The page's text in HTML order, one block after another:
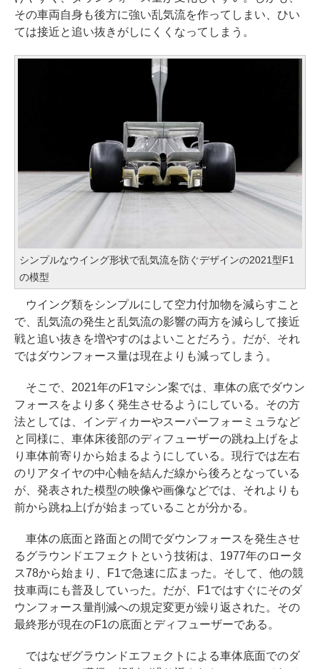
その車両自身も後方に強い乱気流を作ってしまい、ひい
ては接近と追い抜きがしにくくなってしまう。
シンプルなウイング形状で乱気流を防ぐデザインの2021型F1
の模型
ウイング類をシンプルにして空力付加物を減らすこと
で、乱気流の発生と乱気流の影響の両方を減らして接近
戦と追い抜きを増やすのはよいことだろう。だが、それ
ではダウンフォース量は現在よりも減ってしまう。
そこで、2021年のF1マシン案では、車体の底でダウン
フォースをより多く発生させるようにしている。その方
法としては、インディカーやスーパーフォーミュラなど
と同様に、車体床後部のディフューザーの跳ね上げをよ
り車体前寄りから始まるようにしている。現行では左右
のリアタイヤの中心軸を結んだ線から後ろとなっている
が、発表された模型の映像や画像などでは、それよりも
前から跳ね上げが始まっていることが分かる。
車体の底面と路面との間でダウンフォースを発生させ
るグラウンドエフェクトという技術は、1977年のロータ
ス78から始まり、F1で急速に広まった。そして、他の競
技車両にも普及していった。だが、F1ではすぐにそのダ
ウンフォース量削減への規定変更が繰り返された。その
最終形が現在のF1の底面とディフューザーである。
ではなぜグラウンドエフェクトによる車体底面でのダ